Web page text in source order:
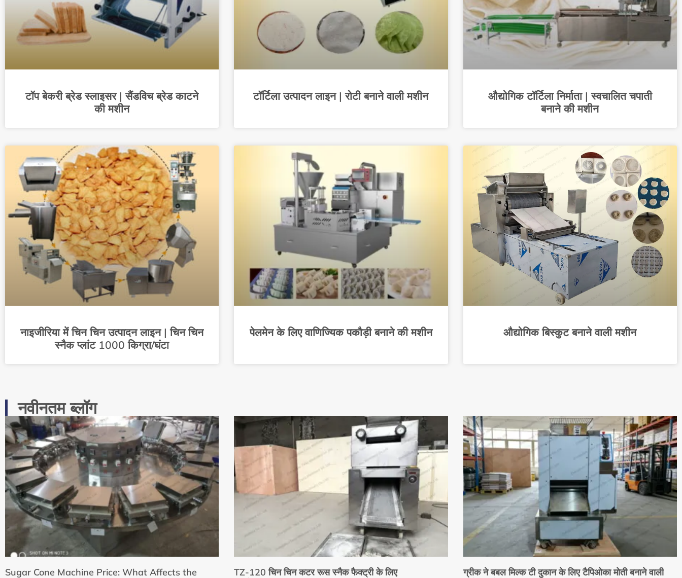
टॉप बेकरी ब्रेड स्लाइसर | सैंडविच ब्रेड काटने
की मशीन
टॉर्टिला उत्पादन लाइन | रोटी बनाने वाली मशीन
औद्योगिक टॉर्टिला निर्माता | स्वचालित चपाती
बनाने की मशीन
नाइजीरिया में चिन चिन उत्पादन लाइन | चिन चिन
स्नैक प्लांट 1000 किग्रा/घंटा
पेलमेन के लिए वाणिज्यिक पकौड़ी बनाने की मशीन औद्योगिक बिस्कुट बनाने वाली मशीन
नवीनतम ब्लॉग
Sugar Cone Machine Price: What Affects the
TZ-120 चिन चिन कटर रूस स्नैक फैक्ट्री के लिए
ग्रीक ने बबल मिल्क टी दुकान के लिए टैपिओका मोती बनाने वाली